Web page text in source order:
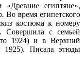
египтяне»,
Во время египетского
костюма к номеру
Совершила с семьей
1924) и в Верхний
1925). Писала этюды